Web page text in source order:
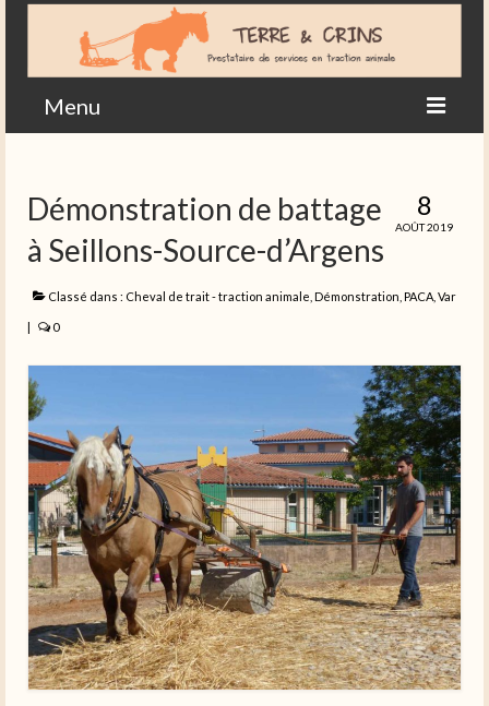
Menu
Actualités en images
Agriculture
Contact
8
AOÛT 2019
Démonstration de battage
à Seillons-Source-d’Argens
Classé dans : Cheval de trait - traction animale Démonstration PACA Var
0